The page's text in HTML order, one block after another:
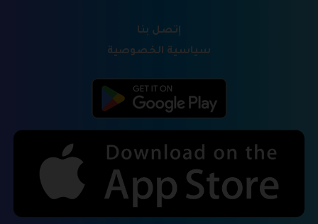
إتصل بنا
سياسية الخصوصية